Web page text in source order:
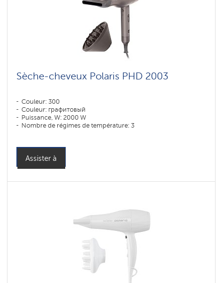
Sèche-cheveux Polaris PHD 2003
Couleur: 300
Couleur: графитовый
Puissance, W: 2000 W
Nombre de régimes de température: 3
Assister à